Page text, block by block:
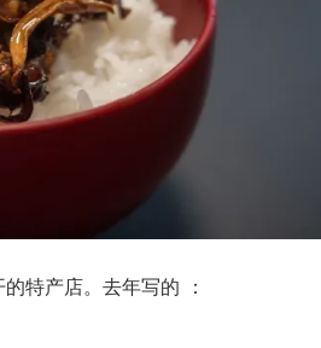
特产店。去年写的 ：